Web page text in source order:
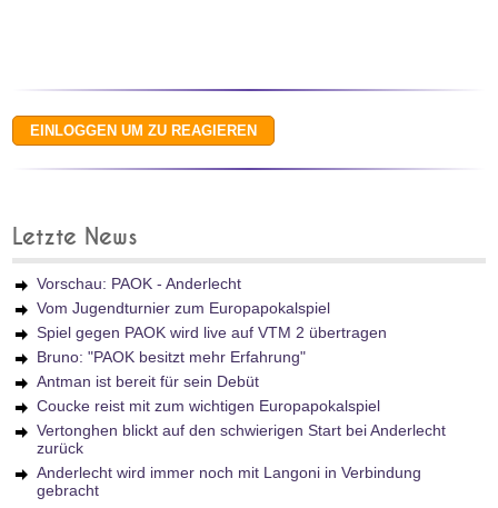
Letzte News
Vorschau: PAOK - Anderlecht
Vom Jugendturnier zum Europapokalspiel
Spiel gegen PAOK wird live auf VTM 2 übertragen
Bruno: "PAOK besitzt mehr Erfahrung"
Antman ist bereit für sein Debüt
Coucke reist mit zum wichtigen Europapokalspiel
Vertonghen blickt auf den schwierigen Start bei Anderlecht
zurück
Anderlecht wird immer noch mit Langoni in Verbindung
gebracht